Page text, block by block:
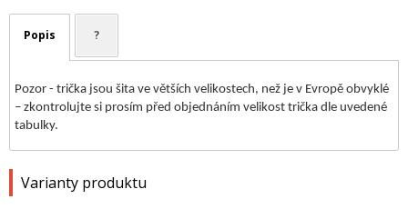
Popis ?
Pozor - trička jsou šita ve větších velikostech, než je v Evropě obvyklé
– zkontrolujte si prosím před objednáním velikost trička dle uvedené
tabulky.
Varianty produktu